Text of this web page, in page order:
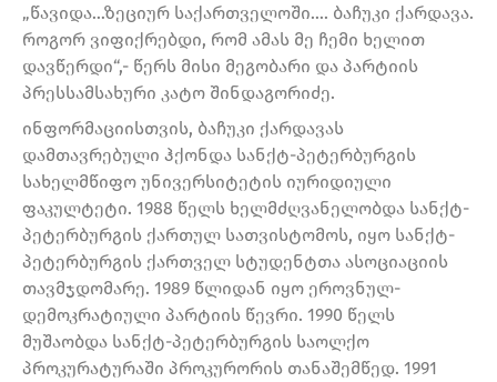
„წავიდა…ზეციურ საქართველოში…. ბაჩუკი ქარდავა.
როგორ ვიფიქრებდი, რომ ამას მე ჩემი ხელით
დავწერდი“,- წერს მისი მეგობარი და პარტიის
პრესსამსახური კატო შინდაგორიძე.
ინფორმაციისთვის, ბაჩუკი ქარდავას
დამთავრებული ჰქონდა სანქტ-პეტერბურგის
სახელმწიფო უნივერსიტეტის იურიდიული
ფაკულტეტი. 1988 წელს ხელმძღვანელობდა სანქტ-
პეტერბურგის ქართულ სათვისტომოს, იყო სანქტ-
პეტერბურგის ქართველ სტუდენტთა ასოციაციის
თავმჯდომარე. 1989 წლიდან იყო ეროვნულ-
დემოკრატიული პარტიის წევრი. 1990 წელს
მუშაობდა სანქტ-პეტერბურგის საოლქო
პროკურატურაში პროკურორის თანაშემწედ. 1991